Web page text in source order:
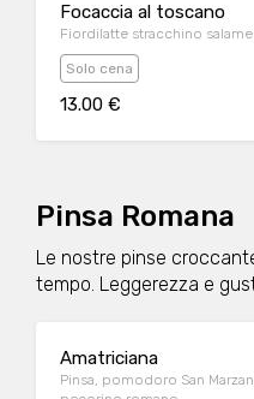
Focaccia al toscano
Fiordilatte stracchino
Solo cena
13.00 €
Pinsa Romana
Le nostre pinse
tempo. Leggerezza e
Amatriciana
Pinsa, pomodoro San